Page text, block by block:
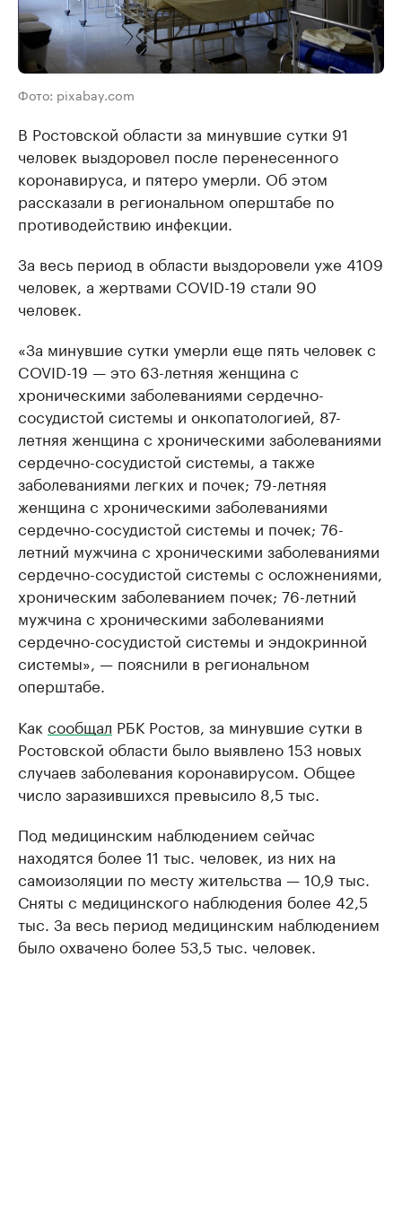
Фото: pixabay.com
В Ростовской области за минувшие сутки 91
человек выздоровел после перенесенного
коронавируса, и пятеро умерли. Об этом
рассказали в региональном оперштабе по
противодействию инфекции.
За весь период в области выздоровели уже 4109
человек, а жертвами COVID-19 стали 90
человек.
«За минувшие сутки умерли еще пять человек с
COVID-19 — это 63-летняя женщина с
хроническими заболеваниями сердечно-
сосудистой системы и онкопатологией, 87-
летняя женщина с хроническими заболеваниями
сердечно-сосудистой системы, а также
заболеваниями легких и почек; 79-летняя
женщина с хроническими заболеваниями
сердечно-сосудистой системы и почек; 76-
летний мужчина с хроническими заболеваниями
сердечно-сосудистой системы с осложнениями,
хроническим заболеванием почек; 76-летний
мужчина с хроническими заболеваниями
сердечно-сосудистой системы и эндокринной
системы», — пояснили в региональном
оперштабе.
Как сообщал РБК Ростов, за минувшие сутки в
Ростовской области было выявлено 153 новых
случаев заболевания коронавирусом. Общее
число заразившихся превысило 8,5 тыс.
Под медицинским наблюдением сейчас
находятся более 11 тыс. человек, из них на
самоизоляции по месту жительства — 10,9 тыс.
Сняты с медицинского наблюдения более 42,5
тыс. За весь период медицинским наблюдением
было охвачено более 53,5 тыс. человек.